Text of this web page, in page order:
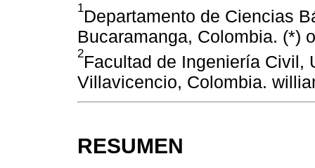
1Departamento de Ciencias
Bucaramanga, Colombia. (*)
2Facultad de Ingeniería Civil,
Villavicencio, Colombia.
RESUMEN